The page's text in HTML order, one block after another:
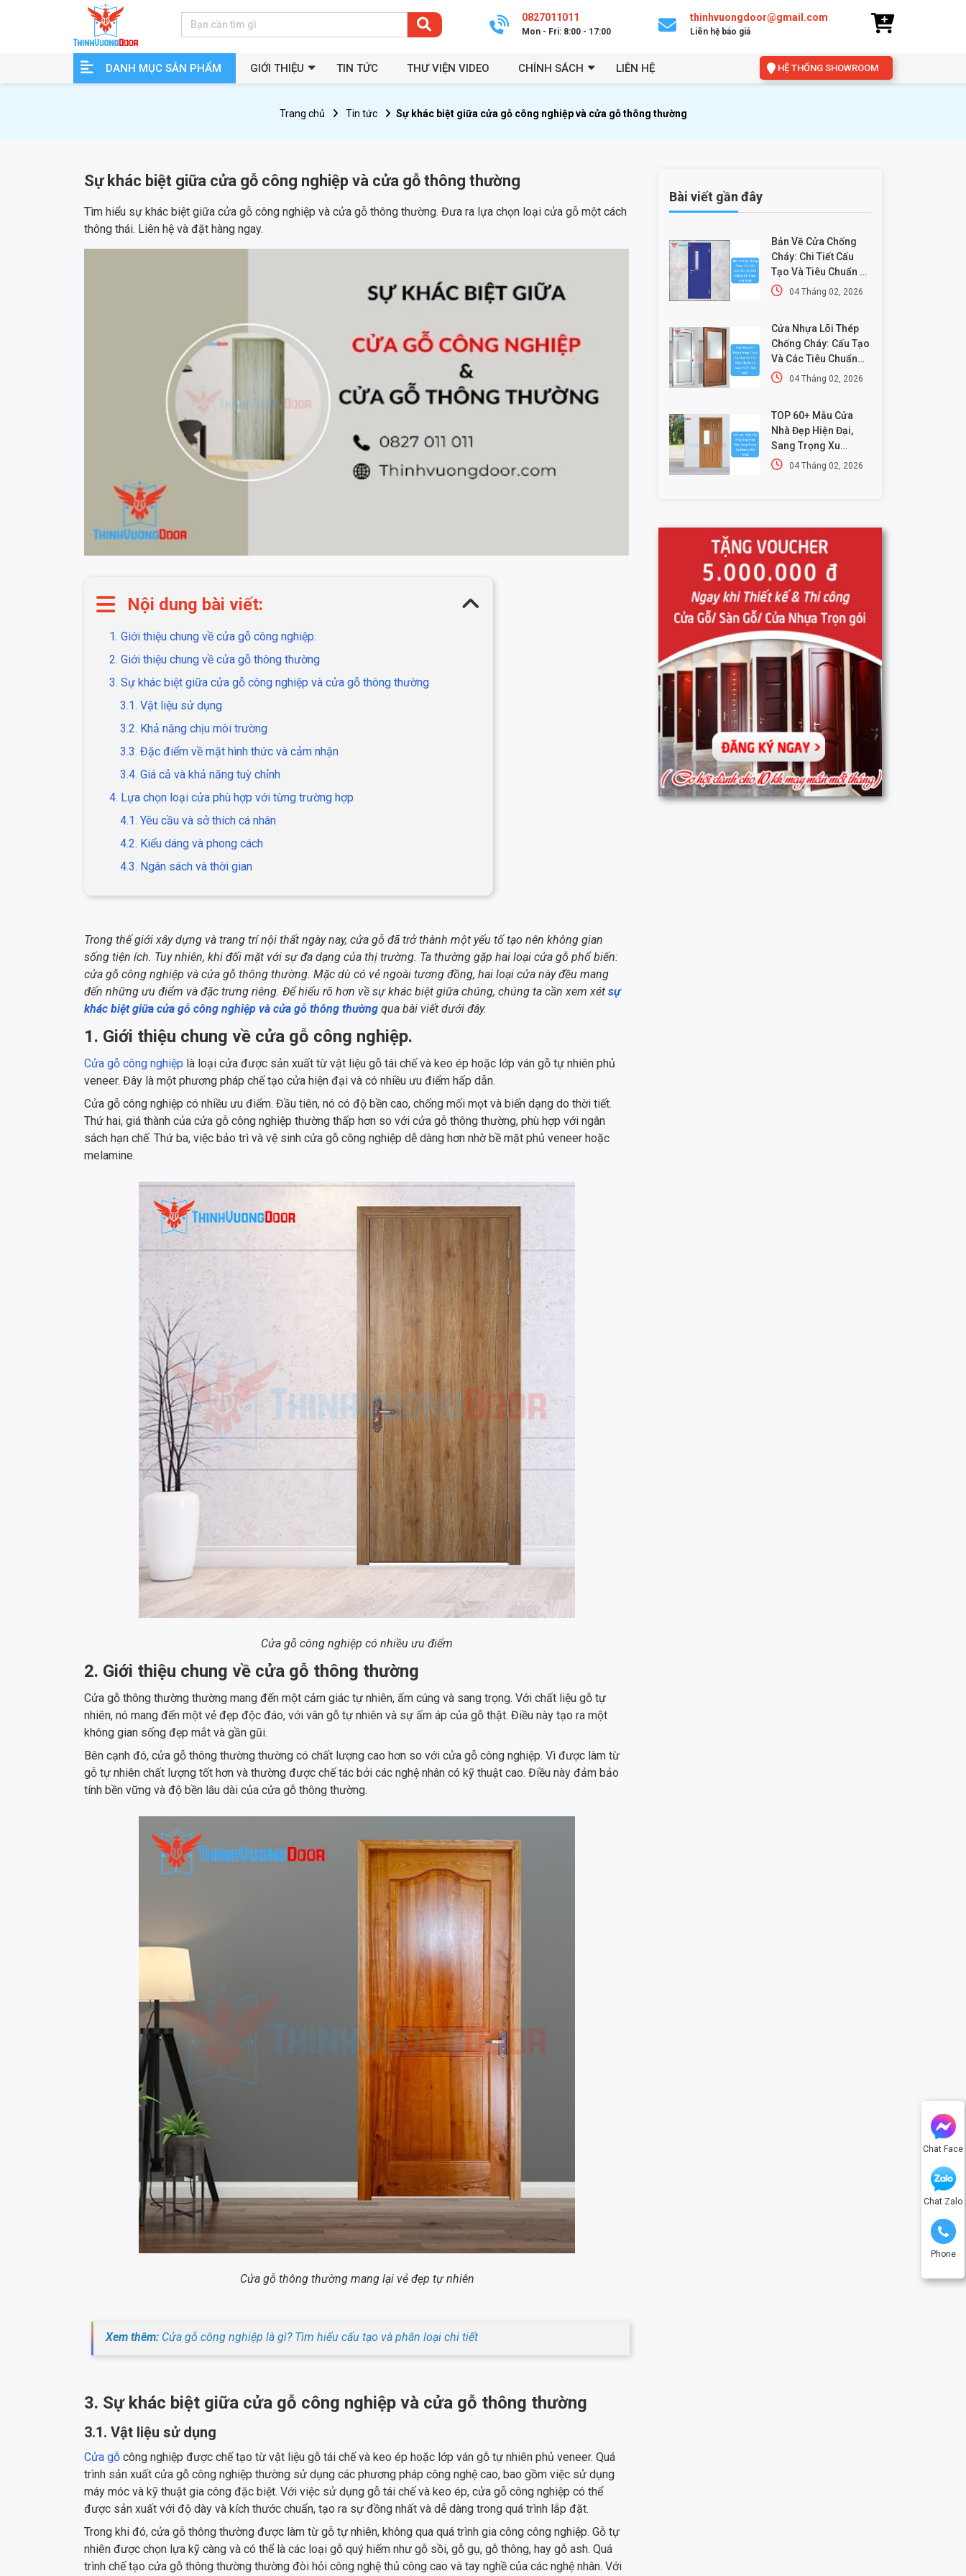
0827011011
Mon - Fri: 8:00 - 17:00
thinhvuongdoor@gmail.com
Liên hệ báo giá
DANH MỤC SẢN PHẨM GIỚI THIỆU TIN TỨC THƯ VIỆN VIDEO CHÍNH SÁCH LIÊN HỆ HỆ THỐNG SHOWROOM
Chat Face
Chat Zalo
Phone
Trang chủ Tin tức Sự khác biệt giữa cửa gỗ công nghiệp và cửa gỗ thông thường
Sự khác biệt giữa cửa gỗ công nghiệp và cửa gỗ thông thường
Tìm hiểu sự khác biệt giữa cửa gỗ công nghiệp và cửa gỗ thông thường. Đưa ra lựa chọn loại cửa gỗ một cách
thông thái. Liên hệ và đặt hàng ngay.
Nội dung bài viết:
1. Giới thiệu chung về cửa gỗ công nghiệp.
2. Giới thiệu chung về cửa gỗ thông thường
3. Sự khác biệt giữa cửa gỗ công nghiệp và cửa gỗ thông thường
3.1. Vật liệu sử dụng
3.2. Khả năng chịu môi trường
3.3. Đặc điểm về mặt hình thức và cảm nhận
3.4. Giá cả và khả năng tuỳ chỉnh
4. Lựa chọn loại cửa phù hợp với từng trường hợp
4.1. Yêu cầu và sở thích cá nhân
4.2. Kiểu dáng và phong cách
4.3. Ngân sách và thời gian
Trong thế giới xây dựng và trang trí nội thất ngày nay, cửa gỗ đã trở thành một yếu tố tạo nên không gian
sống tiện ích. Tuy nhiên, khi đối mặt với sự đa dạng của thị trường. Ta thường gặp hai loại cửa gỗ phổ biến:
cửa gỗ công nghiệp và cửa gỗ thông thường. Mặc dù có vẻ ngoài tương đồng, hai loại cửa này đều mang
đến những ưu điểm và đặc trưng riêng. Để hiểu rõ hơn về sự khác biệt giữa chúng, chúng ta cần xem xét sự
khác biệt giữa cửa gỗ công nghiệp và cửa gỗ thông thường qua bài viết dưới đây.
1. Giới thiệu chung về cửa gỗ công nghiệp.
Cửa gỗ công nghiệp là loại cửa được sản xuất từ vật liệu gỗ tái chế và keo ép hoặc lớp ván gỗ tự nhiên phủ
veneer. Đây là một phương pháp chế tạo cửa hiện đại và có nhiều ưu điểm hấp dẫn.
Cửa gỗ công nghiệp có nhiều ưu điểm. Đầu tiên, nó có độ bền cao, chống mối mọt và biến dạng do thời tiết.
Thứ hai, giá thành của cửa gỗ công nghiệp thường thấp hơn so với cửa gỗ thông thường, phù hợp với ngân
sách hạn chế. Thứ ba, việc bảo trì và vệ sinh cửa gỗ công nghiệp dễ dàng hơn nhờ bề mặt phủ veneer hoặc
melamine.
Cửa gỗ công nghiệp có nhiều ưu điểm
2. Giới thiệu chung về cửa gỗ thông thường
Cửa gỗ thông thường thường mang đến một cảm giác tự nhiên, ấm cúng và sang trọng. Với chất liệu gỗ tự
nhiên, nó mang đến một vẻ đẹp độc đáo, với vân gỗ tự nhiên và sự ấm áp của gỗ thật. Điều này tạo ra một
không gian sống đẹp mắt và gần gũi.
Bên cạnh đó, cửa gỗ thông thường thường có chất lượng cao hơn so với cửa gỗ công nghiệp. Vì được làm từ
gỗ tự nhiên chất lượng tốt hơn và thường được chế tác bởi các nghệ nhân có kỹ thuật cao. Điều này đảm bảo
tính bền vững và độ bền lâu dài của cửa gỗ thông thường.
Cửa gỗ thông thường mang lại vẻ đẹp tự nhiên
Xem thêm: Cửa gỗ công nghiệp là gì? Tìm hiểu cấu tạo và phân loại chi tiết
3. Sự khác biệt giữa cửa gỗ công nghiệp và cửa gỗ thông thường
3.1. Vật liệu sử dụng
Cửa gỗ công nghiệp được chế tạo từ vật liệu gỗ tái chế và keo ép hoặc lớp ván gỗ tự nhiên phủ veneer. Quá
trình sản xuất cửa gỗ công nghiệp thường sử dụng các phương pháp công nghệ cao, bao gồm việc sử dụng
máy móc và kỹ thuật gia công đặc biệt. Với việc sử dụng gỗ tái chế và keo ép, cửa gỗ công nghiệp có thể
được sản xuất với độ dày và kích thước chuẩn, tạo ra sự đồng nhất và dễ dàng trong quá trình lắp đặt.
Trong khi đó, cửa gỗ thông thường được làm từ gỗ tự nhiên, không qua quá trình gia công công nghiệp. Gỗ tự
nhiên được chọn lựa kỹ càng và có thể là các loại gỗ quý hiếm như gỗ sồi, gỗ gụ, gỗ thông, hay gỗ ash. Quá
trình chế tạo cửa gỗ thông thường thường đòi hỏi công nghệ thủ công cao và tay nghề của các nghệ nhân. Với
Bài viết gần đây
Bản Vẽ Cửa Chống
Cháy: Chi Tiết Cấu
Tạo Và Tiêu Chuẩn Kỹ
Thuật Mới Nhất
04 Tháng 02, 2026
Cửa Nhựa Lõi Thép
Chống Cháy: Cấu Tạo
Và Các Tiêu Chuẩn
An Toàn PCCC Mới
04 Tháng 02, 2026
TOP 60+ Mẫu Cửa
Nhà Đẹp Hiện Đại,
Sang Trọng Xu
Hướng Mới Nhất
04 Tháng 02, 2026